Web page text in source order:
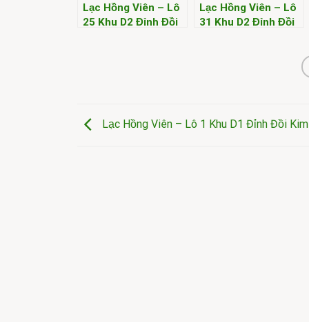
Lạc Hồng Viên – Lô
25 Khu D2 Đỉnh Đồi
Lạc Hồng Viên – Lô
31 Khu D2 Đỉnh Đồi
Lạc Hồng Viên – Lô 1 Khu D1 Đỉnh Đồi Kim